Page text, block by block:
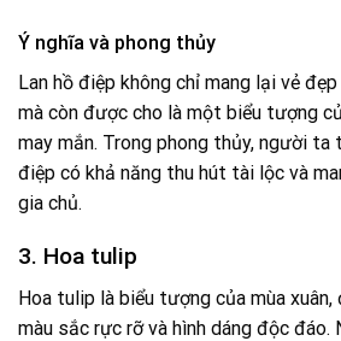
Ý nghĩa và phong thủy
Lan hồ điệp không chỉ mang lại vẻ
mà còn được cho là một biểu tượng
may mắn. Trong phong thủy, người ta
điệp có khả năng thu hút tài lộc và
gia chủ.
3. Hoa tulip
Hoa tulip là biểu tượng của mùa
màu sắc rực rỡ và hình dáng độc đáo.